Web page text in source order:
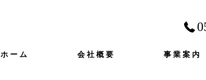
ホーム 会社概要 事業案内